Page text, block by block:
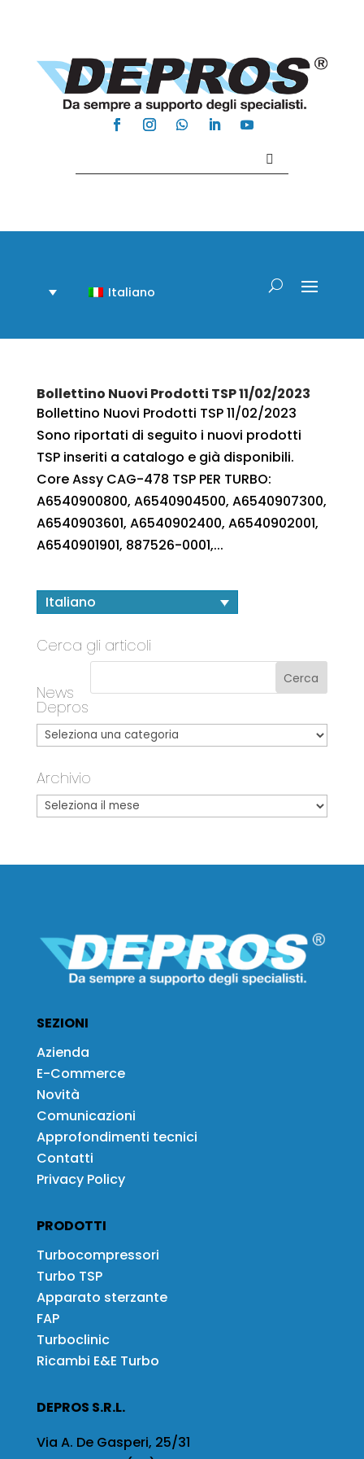
Italiano
Bollettino Nuovi Prodotti TSP 11/02/2023
Bollettino Nuovi Prodotti TSP 11/02/2023
Sono riportati di seguito i nuovi prodotti
TSP inseriti a catalogo e già disponibili.
Core Assy CAG-478 TSP PER TURBO:
A6540900800, A6540904500, A6540907300,
A6540903601, A6540902400, A6540902001,
A6540901901, 887526-0001,...
Italiano
Cerca gli articoli
News
Depros
Archivio
SEZIONI
Azienda
E-Commerce
Novità
Comunicazioni
Approfondimenti tecnici
Contatti
Privacy Policy
PRODOTTI
Turbocompressori
Turbo TSP
Apparato sterzante
FAP
Turboclinic
Ricambi E&E Turbo
DEPROS S.R.L.
Via A. De Gasperi, 25/31